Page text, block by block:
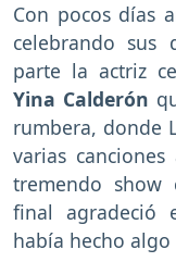
Con pocos días
celebrando sus
parte la actriz
Yina Calderón
rumbera, donde
varias
tremendo show
final agradeció
había hecho algo